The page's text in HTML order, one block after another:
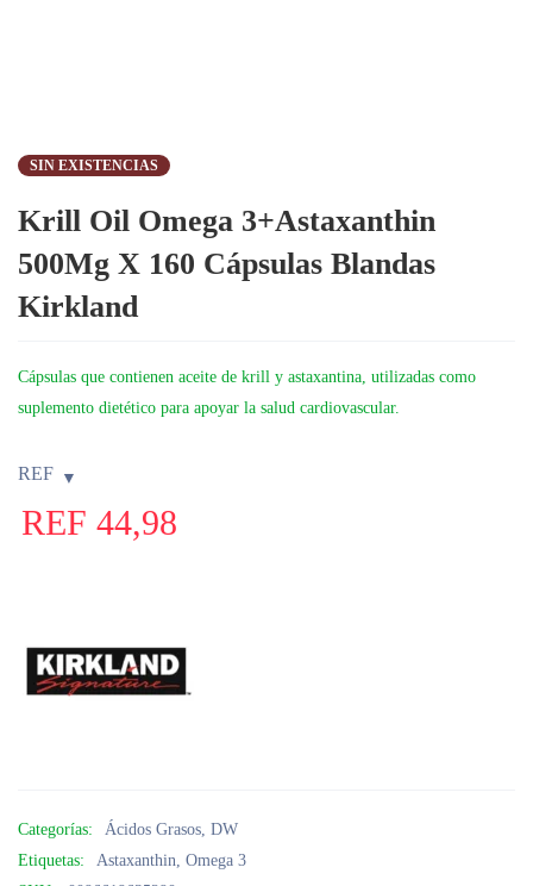
SIN EXISTENCIAS
Krill Oil Omega 3+Astaxanthin
500Mg X 160 Cápsulas Blandas
Kirkland
Cápsulas que contienen aceite de krill y astaxantina, utilizadas como
suplemento dietético para apoyar la salud cardiovascular.
REF
REF 44,98
Categorías: Ácidos Grasos DW
Etiquetas:
Astaxanthin Omega 3